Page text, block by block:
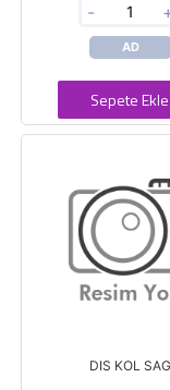
-
AD
Sepete Ekle
DIS KOL SAG